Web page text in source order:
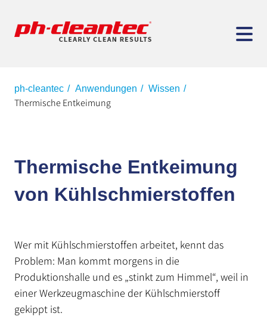
ph-cleantec Anwendungen Wissen
Thermische Entkeimung
Thermische Entkeimung
von Kühlschmierstoffen
Wer mit Kühlschmierstoffen arbeitet, kennt das
Problem: Man kommt morgens in die
Produktionshalle und es „stinkt zum Himmel“, weil in
einer Werkzeugmaschine der Kühlschmierstoff
gekippt ist.